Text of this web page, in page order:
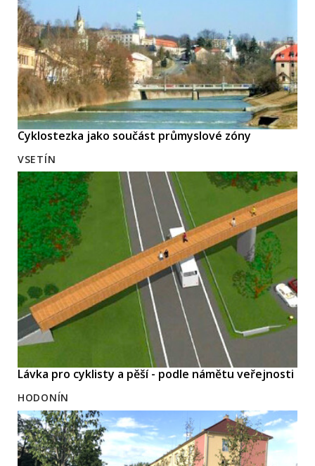
Cyklostezka jako součást průmyslové zóny
VSETÍN
Lávka pro cyklisty a pěší - podle námětu veřejnosti
HODONÍN